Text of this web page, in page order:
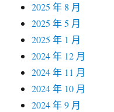
2025 年 8 月
2025 年 5 月
2025 年 1 月
2024 年 12 月
2024 年 11 月
2024 年 10 月
2024 年 9 月